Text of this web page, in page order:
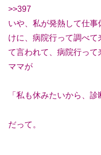
>>397
いや、私が発熱して仕
けに、病院行って調べて
て言われて、病院行っ
ママが
「私も休みたいから、診
だって。